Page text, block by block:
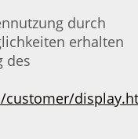
durch
erhalten
des